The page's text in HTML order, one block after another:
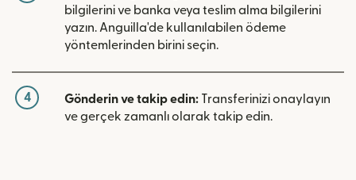
bilgilerini ve banka veya teslim alma bilgilerini
yazın. Anguilla'de kullanılabilen ödeme
yöntemlerinden birini seçin.
4 Gönderin ve takip edin: Transferinizi onaylayın
ve gerçek zamanlı olarak takip edin.